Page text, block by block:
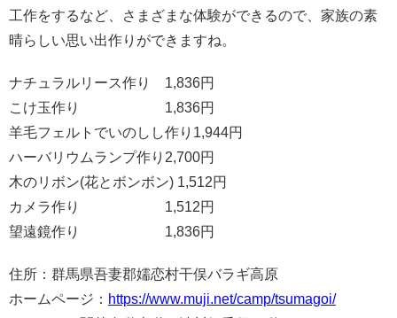
工作をするなど、さまざまな体験ができるので、家族の素
晴らしい思い出作りができますね。
ナチュラルリース作り 1,836円
こけ玉作り 1,836円
羊毛フェルトでいのしし作り1,944円
ハーバリウムランプ作り2,700円
木のリボン(花とボンボン) 1,512円
カメラ作り 1,512円
望遠鏡作り 1,836円
住所：群馬県吾妻郡嬬恋村干俣バラギ高原
ホームページ： https://www.muji.net/camp/tsumagoi/